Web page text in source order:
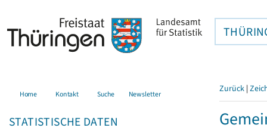
Home Kontakt Suche Newsletter
STATISTISCHE DATEN
Zurück |